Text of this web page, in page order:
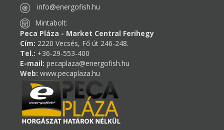
info@energofish.hu
Mintabolt:
Peca Pláza - Market Central Ferihegy
Cím: 2220 Vecsés, Fő út 246-248.
Tel.: +36-29-553-400
E-mail: pecaplaza@energofish.hu
Web: www.pecaplaza.hu